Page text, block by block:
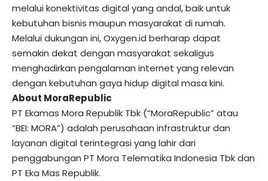
melalui konektivitas digital yang andal, baik untuk
kebutuhan bisnis maupun masyarakat di rumah.
Melalui dukungan ini,Oxygen.id berharap dapat
semakin dekat dengan masyarakat sekaligus
menghadirkan pengalaman internet yang relevan
dengan kebutuhan gaya hidup digital masa kini.
About MoraRepublic
PT Ekamas Mora Republik Tbk (“MoraRepublic” atau
“BEI: MORA”) adalah perusahaan infrastruktur dan
layanan digital terintegrasi yang lahir dari
penggabungan PT Mora Telematika Indonesia Tbk dan
PT Eka Mas Republik.